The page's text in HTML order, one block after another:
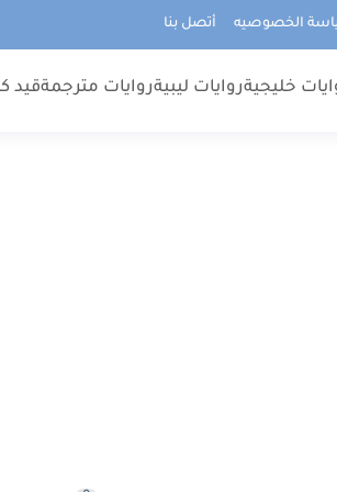
الخصوصيه أتصل بنا
خليجيةروايات ليبيةروايات مترجمةقيد